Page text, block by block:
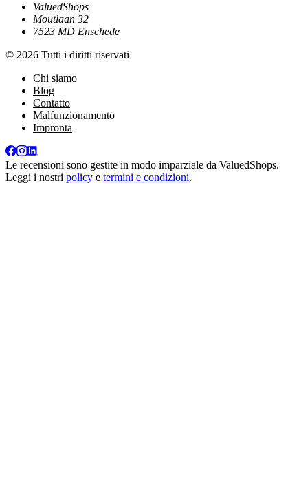
ValuedShops
Moutlaan 32
7523 MD Enschede
© 2026 Tutti i diritti riservati
Chi siamo
Blog
Contatto
Malfunzionamento
Impronta
Le recensioni sono gestite in modo imparziale da ValuedShops.
Leggi i nostri policy e termini e condizioni.